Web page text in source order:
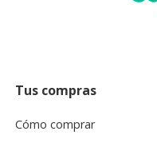
Tus compras
Cómo comprar